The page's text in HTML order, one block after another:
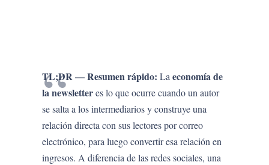
TL;DR — Resumen rápido: Laeconomía de
la newsletteres lo que ocurre cuando un autor
se salta a los intermediarios y construye una
relación directa con sus lectores por correo
electrónico, para luego convertir esa relación en
ingresos. A diferencia de las redes sociales, una